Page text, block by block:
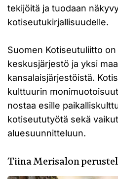
tekijöitä ja tuodaan
kotiseutukirjallisuudelle.
Suomen Kotiseutuliitto
keskusjärjestö ja yksi
kansalaisjärjestöistä.
kulttuurin
nostaa esille
kotiseututyötä sekä
aluesuunnitteluun.
Tiina Merisalon